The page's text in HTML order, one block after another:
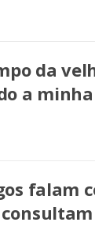
da
a
falam